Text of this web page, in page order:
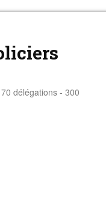
délégations - 300